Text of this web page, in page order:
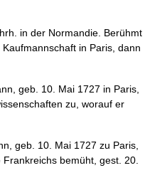
in der Normandie. Berühmt
in Paris, dann
geb. 10. Mai 1727 in Paris,
zu, worauf er
geb. 10. Mai 1727 zu Paris,
bemüht, gest. 20.